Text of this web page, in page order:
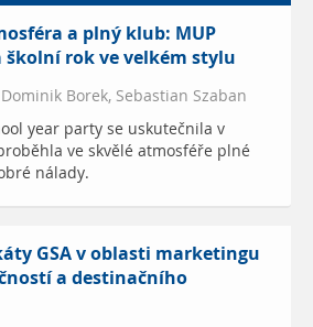
a plný klub: MUP
rok ve velkém stylu
Borek, Sebastian Szaban
year party se uskutečnila v
ve skvělé atmosféře plné
nálady.
GSA v oblasti marketingu
a destinačního